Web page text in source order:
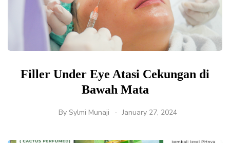
Filler Under Eye Atasi Cekungan di
Bawah Mata
By Sylmi Munaji January 27, 2024